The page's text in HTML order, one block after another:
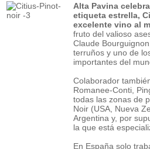
Alta Pavina
etiqueta estrella,
excelente vino al
fruto del valioso
Claude
terruños y uno de
importantes del
Colaborador
Romanee-Conti,
todas las zonas de
Noir (USA, Nueva
Argentina y, por
la que está
En España solo